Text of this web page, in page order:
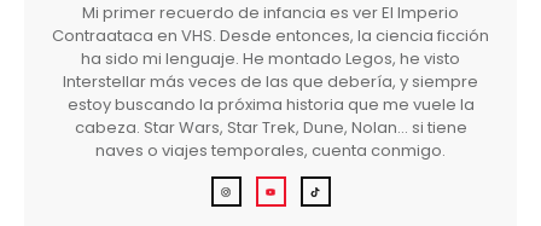
Mi primer recuerdo de infancia es ver El Imperio
Contraataca en VHS. Desde entonces, la ciencia ficción
ha sido mi lenguaje. He montado Legos, he visto
Interstellar más veces de las que debería, y siempre
estoy buscando la próxima historia que me vuele la
cabeza. Star Wars, Star Trek, Dune, Nolan… si tiene
naves o viajes temporales, cuenta conmigo.